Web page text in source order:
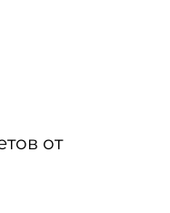
от